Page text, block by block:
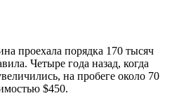
проехала порядка 170 тысяч
Четыре года назад, когда
на пробеге около 70
$450.